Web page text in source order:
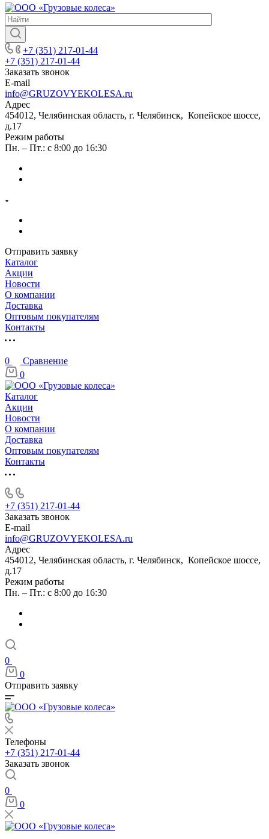
+7 (351) 217-01-44
+7 (351) 217-01-44
Заказать звонок
E-mail
info@GRUZOVYEKOLESA.ru
Адрес
454012, Челябинская область, г. Челябинск, Копейское шоссе,
д.17
Режим работы
Пн. – Пт.: с 8:00 до 16:30
Отправить заявку
Каталог
Акции
Новости
О компании
Доставка
Оптовым покупателям
Контакты
0
Сравнение
0
Каталог
Акции
Новости
О компании
Доставка
Оптовым покупателям
Контакты
+7 (351) 217-01-44
Заказать звонок
E-mail
info@GRUZOVYEKOLESA.ru
Адрес
454012, Челябинская область, г. Челябинск, Копейское шоссе,
д.17
Режим работы
Пн. – Пт.: с 8:00 до 16:30
0
0
Отправить заявку
Телефоны
+7 (351) 217-01-44
Заказать звонок
0
0